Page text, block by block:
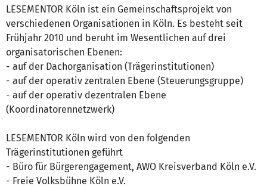
LESEMENTOR Köln ist ein Gemeinschaftsprojekt von
verschiedenen Organisationen in Köln. Es besteht seit
Frühjahr 2010 und beruht im Wesentlichen auf drei
organisatorischen Ebenen:
- auf der Dachorganisation (Trägerinstitutionen)
- auf der operativ zentralen Ebene (Steuerungsgruppe)
- auf der operativ dezentralen Ebene
(Koordinatorennetzwerk)
LESEMENTOR Köln wird von den folgenden
Trägerinstitutionen geführt
- Büro für Bürgerengagement, AWO Kreisverband Köln e.V.
- Freie Volksbühne Köln e.V.